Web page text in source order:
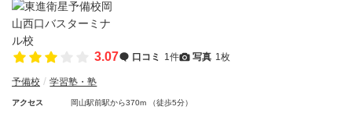
3.07 口コミ 1件 写真 1枚
予備校 学習塾・塾
アクセス 岡山駅前駅から370m （徒歩5分）